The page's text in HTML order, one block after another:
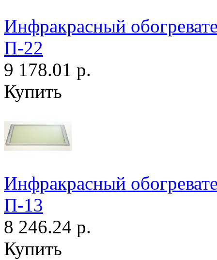
Инфракрасный
П-22
9 178.01 р.
Купить
Инфракрасный
П-13
8 246.24 р.
Купить